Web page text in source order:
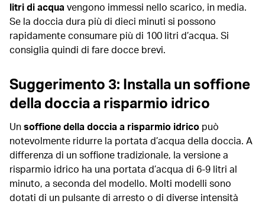
litri di acqua vengono immessi nello scarico, in media.
Se la doccia dura più di dieci minuti si possono
rapidamente consumare più di 100 litri d’acqua. Si
consiglia quindi di fare docce brevi.
Suggerimento 3: Installa un soffione
della doccia a risparmio idrico
Unsoffione della doccia a risparmio idrico può
notevolmente ridurre la portata d’acqua della doccia. A
differenza di un soffione tradizionale, la versione a
risparmio idrico ha una portata d’acqua di 6-9 litri al
minuto, a seconda del modello. Molti modelli sono
dotati di un pulsante di arresto o di diverse intensità